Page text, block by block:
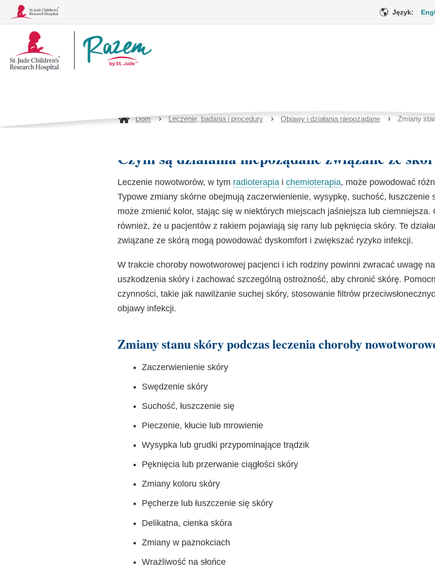
Język:
Zmiany stanu skóry podczas
Dom Leczenie, badania i procedury Objawy i działania niepożądane Zmiany
Czym są działania niepożądane związane ze
Leczenie nowotworów, w tym radioterapia i chemioterapia, może powodować
Typowe zmiany skórne obejmują zaczerwienienie, wysypkę, suchość, łuszczenie
może zmienić kolor, stając się w niektórych miejscach jaśniejsza lub ciemniejsza.
również, że u pacjentów z rakiem pojawiają się rany lub pęknięcia skóry. Te
związane ze skórą mogą powodować dyskomfort i zwiększać ryzyko infekcji.
W trakcie choroby nowotworowej pacjenci i ich rodziny powinni zwracać uwagę
uszkodzenia skóry i zachować szczególną ostrożność, aby chronić skórę.
czynności, takie jak nawilżanie suchej skóry, stosowanie filtrów
objawy infekcji.
Zmiany stanu skóry podczas leczenia choroby
Zaczerwienienie skóry
Swędzenie skóry
Suchość, łuszczenie się
Pieczenie, kłucie lub mrowienie
Wysypka lub grudki przypominające trądzik
Pęknięcia lub przerwanie ciągłości skóry
Zmiany koloru skóry
Pęcherze lub łuszczenie się skóry
Delikatna, cienka skóra
Zmiany w paznokciach
Wrażliwość na słońce